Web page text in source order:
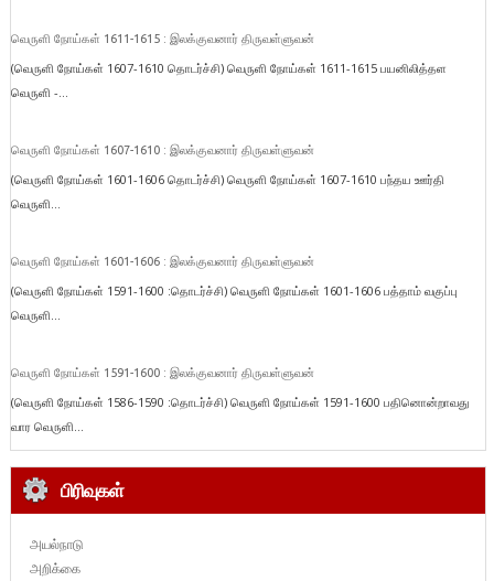
வெருளி நோய்கள் 1611-1615 : இலக்குவனார் திருவள்ளுவன்
(வெருளி நோய்கள் 1607-1610 தொடர்ச்சி) வெருளி நோய்கள் 1611-1615 பயனிலித்தள
வெருளி -...
வெருளி நோய்கள் 1607-1610 : இலக்குவனார் திருவள்ளுவன்
(வெருளி நோய்கள் 1601-1606 தொடர்ச்சி) வெருளி நோய்கள் 1607-1610 பந்தய ஊர்தி
வெருளி...
வெருளி நோய்கள் 1601-1606 : இலக்குவனார் திருவள்ளுவன்
(வெருளி நோய்கள் 1591-1600 :தொடர்ச்சி) வெருளி நோய்கள் 1601-1606 பத்தாம் வகுப்பு
வெருளி...
வெருளி நோய்கள் 1591-1600 : இலக்குவனார் திருவள்ளுவன்
(வெருளி நோய்கள் 1586-1590 :தொடர்ச்சி) வெருளி நோய்கள் 1591-1600 பதினொன்றாவது
வார வெருளி...
பிரிவுகள்
அயல்நாடு
அறிக்கை